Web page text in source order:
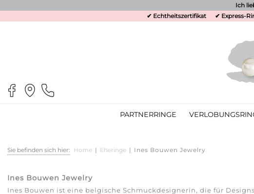
Ich
✔ Echtheitszertifikat
✔ Express-
PARTNERRINGE
Sie befinden sich hier: Home | Eheringe | Ines Bouwen Jewelry
Ines Bouwen Jewelry
Ines Bouwen ist eine belgische Schmuckdesignerin, die für